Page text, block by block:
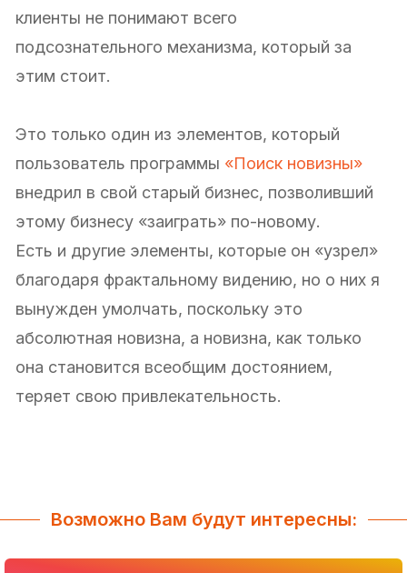
клиенты не понимают всего
подсознательного механизма, который за
этим стоит.
Это только один из элементов, который
пользователь программы «Поиск новизны»
внедрил в свой старый бизнес, позволивший
этому бизнесу «заиграть» по-новому.
Есть и другие элементы, которые он «узрел»
благодаря фрактальному видению, но о них я
вынужден умолчать, поскольку это
абсолютная новизна, а новизна, как только
она становится всеобщим достоянием,
теряет свою привлекательность.
Возможно Вам будут интересны: